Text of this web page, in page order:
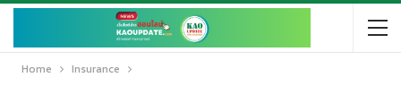
Home Insurance